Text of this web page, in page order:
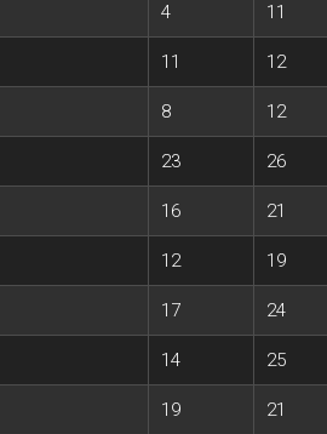
4 11
11 12
8 12
23 26
16 21
12 19
17 24
14 25
19 21